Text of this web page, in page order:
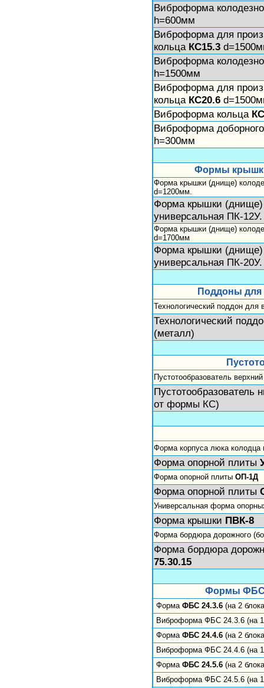
Виброформа
h=600мм
Виброформа для
кольца КС15.3
Виброформа
h=1500мм
Виброформа для
кольца КС20.6
Виброформа кольца
Виброформа
h=300мм
Формы
Форма крышки (днище)
d=1200мм.
Форма крышки (днище)
универсальная ПК-
Форма крышки (днище)
d=1700мм
Форма крышки (днище)
универсальная ПК-
Поддоны для
Технологический поддон
Технологический
(металл)
Пустотообразователь
Пустотообразователь
от формы КС)
Форма корпуса люка
Форма опорной плиты
Форма опорной плиты ОП-1Д
Форма опорной плиты
Универсальная форма
Форма крышки ПВК-8
Форма бордюра дорожного
Форма бордюра
75.30.15
Формы ФБС
Форма ФБС 24.3.6 (на 2
Виброформа ФБС 24.3.6 (на
Форма ФБС 24.4.6 (на 2
Виброформа ФБС 24.4.6 (на
Форма ФБС 24.5.6 (на 2
Виброформа ФБС 24.5.6 (на